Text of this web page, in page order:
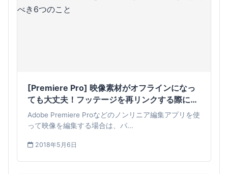
[Premiere Pro] 映像素材がオフラインになっ
ても大丈夫！フッテージを再リンクする際に覚
えておくべき6つのこと
Adobe Premiere Proなどのノンリニア編集アプリを使
って映像を編集する場合は、パ...
2018年5月6日